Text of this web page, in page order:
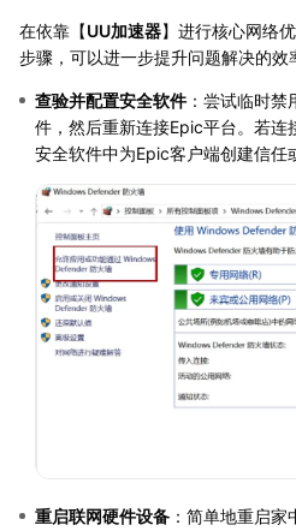
在依靠【UU加速器】进行核心网络
步骤，可以进一步提升问题解决的效
查验并配置安全软件：尝试临时禁
件，然后重新连接Epic平台。若连
安全软件中为Epic客户端创建信任
重启联网硬件设备 ：简单地重启